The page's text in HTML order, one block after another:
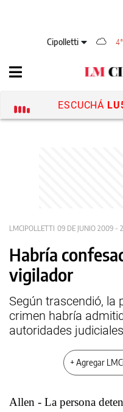
Cipolletti 4°
ESCUCHÁ
LMCIPOLLETTI 09 DE JUNIO 2009 -
Habría
vigilador
Según trascendió, la
crimen habría
autoridades
+ Agregar
Allen - La persona